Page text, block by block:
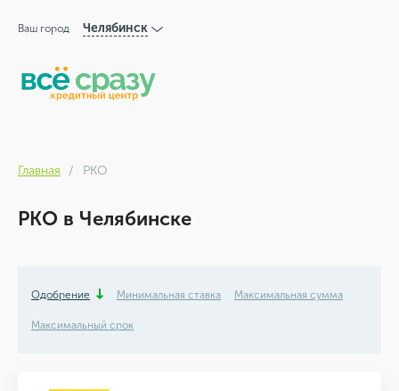
Ваш город Челябинск
Главная РКО
РКО в Челябинске
Одобрение Минимальная ставка Максимальная сумма
Максимальный срок